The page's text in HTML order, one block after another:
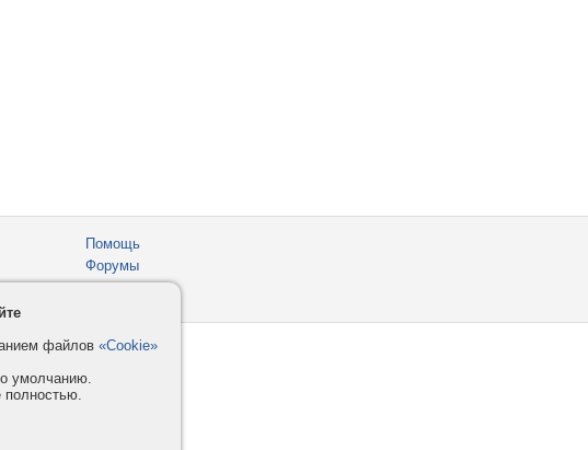
Помощь
Форумы
файлов «Cookie»
умолчанию.
полностью.